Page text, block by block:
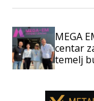
MEGA
centar
temelj